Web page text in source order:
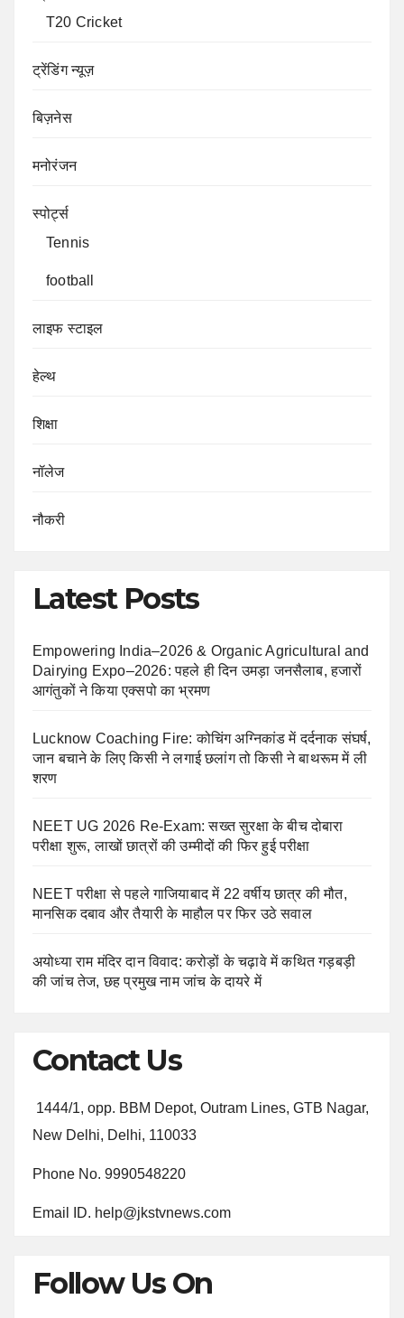
T20 Cricket
ट्रेंडिंग न्यूज़
बिज़नेस
मनोरंजन
स्पोर्ट्स
Tennis
football
लाइफ स्टाइल
हेल्थ
शिक्षा
नॉलेज
नौकरी
Latest Posts
Empowering India–2026 & Organic Agricultural and
Dairying Expo–2026: पहले ही दिन उमड़ा जनसैलाब, हजारों
आगंतुकों ने किया एक्सपो का भ्रमण
Lucknow Coaching Fire: कोचिंग अग्निकांड में दर्दनाक संघर्ष,
जान बचाने के लिए किसी ने लगाई छलांग तो किसी ने बाथरूम में ली
शरण
NEET UG 2026 Re-Exam: सख्त सुरक्षा के बीच दोबारा
परीक्षा शुरू, लाखों छात्रों की उम्मीदों की फिर हुई परीक्षा
NEET परीक्षा से पहले गाजियाबाद में 22 वर्षीय छात्र की मौत,
मानसिक दबाव और तैयारी के माहौल पर फिर उठे सवाल
अयोध्या राम मंदिर दान विवाद: करोड़ों के चढ़ावे में कथित गड़बड़ी
की जांच तेज, छह प्रमुख नाम जांच के दायरे में
Contact Us
1444/1, opp. BBM Depot, Outram Lines, GTB Nagar,
New Delhi, Delhi, 110033
Phone No. 9990548220
Email ID. help@jkstvnews.com
Follow Us On